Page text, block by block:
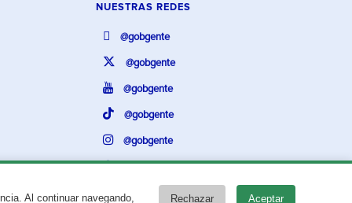
Al continuar navegando, Rechazar Aceptar
NUESTRAS REDES
@gobgente
@gobgente
@gobgente
@gobgente
@gobgente
@gobgente